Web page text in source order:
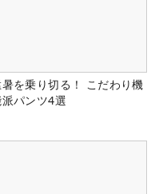
を乗り切る！ こだわり機
パンツ4選